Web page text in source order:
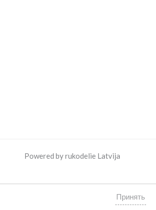
Powered by rukodelie Latvija
Принять